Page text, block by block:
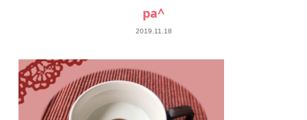
pa^
2019.11.18